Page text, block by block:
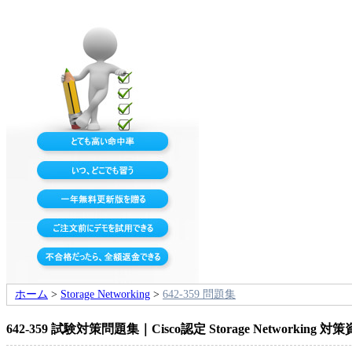
ホーム > Storage Networking > 642-359 問題集
642-359 試験対策問題集｜Cisco認定 Storage Networking 対策